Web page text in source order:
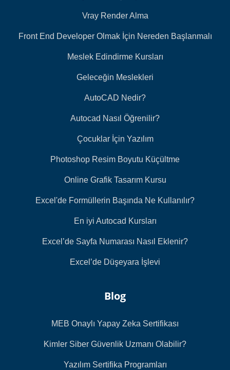
Vray Render Alma
Front End Developer Olmak İçin Nereden Başlanmalı
Meslek Edindirme Kursları
Geleceğin Meslekleri
AutoCAD Nedir?
Autocad Nasıl Öğrenilir?
Çocuklar İçin Yazılım
Photoshop Resim Boyutu Küçültme
Online Grafik Tasarım Kursu
Excel'de Formüllerin Başında Ne Kullanılır?
En iyi Autocad Kursları
Excel’de Sayfa Numarası Nasıl Eklenir?
Excel’de Düşeyara İşlevi
Blog
MEB Onaylı Yapay Zeka Sertifikası
Kimler Siber Güvenlik Uzmanı Olabilir?
Yazılım Sertifika Programları